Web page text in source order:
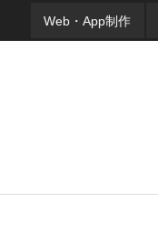
Web・App制作